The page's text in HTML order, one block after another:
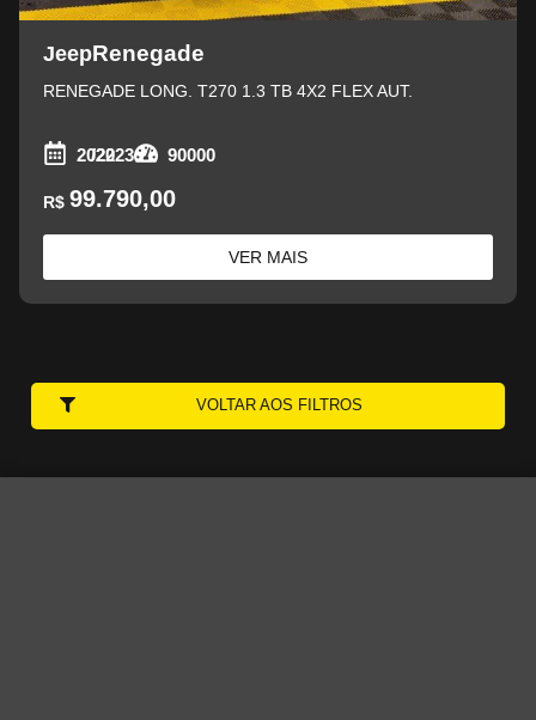
JeepRenegade
RENEGADE LONG. T270 1.3 TB 4X2 FLEX AUT.
2022
/2023 90000
R$99.790,00
VER MAIS
VOLTAR AOS FILTROS